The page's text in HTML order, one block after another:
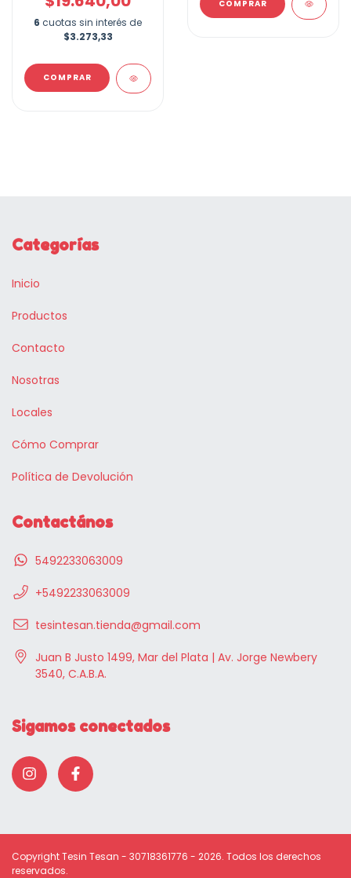
6 cuotas sin interés de
$3.273,33
COMPRAR
Categorías
Inicio
Productos
Contacto
Nosotras
Locales
Cómo Comprar
Política de Devolución
Contactános
5492233063009
+5492233063009
tesintesan.tienda@gmail.com
Juan B Justo 1499, Mar del Plata | Av. Jorge Newbery
3540, C.A.B.A.
Sigamos conectados
Copyright Tesin Tesan - 30718361776 - 2026. Todos los derechos
reservados.